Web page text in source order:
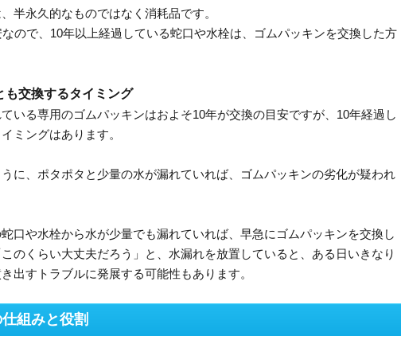
半永久的なものではなく消耗品です。
ので、10年以上経過している蛇口や水栓は、ゴムパッキンを交換した方
も交換するタイミング
いる専用のゴムパッキンはおよそ10年が交換の目安ですが、10年経過し
ミングはあります。
に、ポタポタと少量の水が漏れていれば、ゴムパッキンの劣化が疑われ
口や水栓から水が少量でも漏れていれば、早急にゴムパッキンを交換し
のくらい大丈夫だろう」と、水漏れを放置していると、ある日いきなり
出すトラブルに発展する可能性もあります。
組みと役割